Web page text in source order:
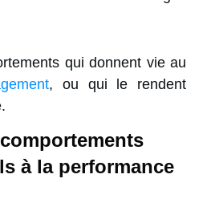
qui donnent vie au
, ou qui le rendent
à la performance